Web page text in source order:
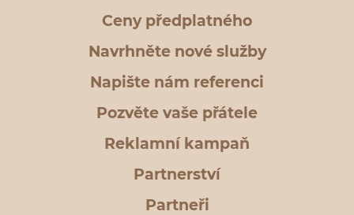
Ceny předplatného
Navrhněte nové služby
Napište nám referenci
Pozvěte vaše přátele
Reklamní kampaň
Partnerství
Partneři